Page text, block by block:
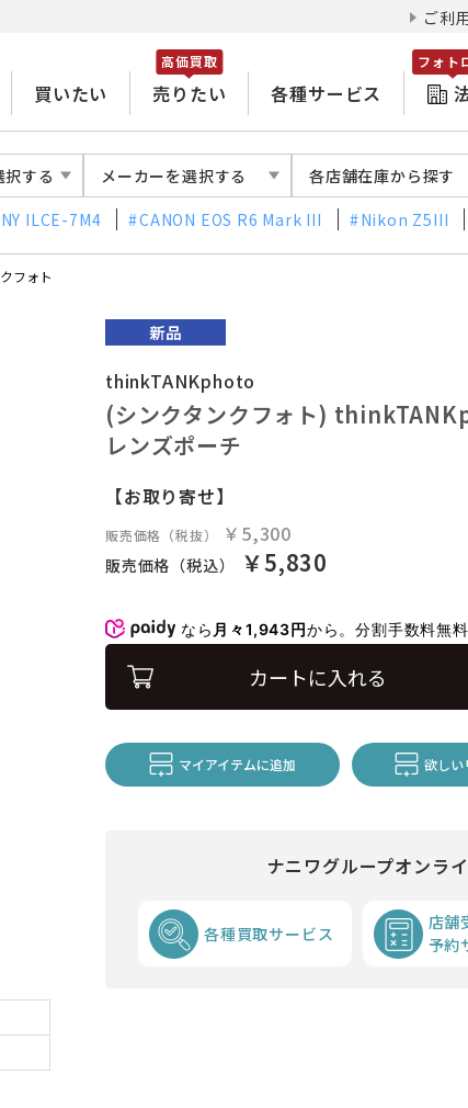
ご利
買いたい 売りたい
高価買取
各種サービス
フォト
する メーカーを選択する 各店舗在庫から探す
ILCE-7M4 CANON EOS R6 Mark III Nikon Z5III
フォト
thinkTANKphoto
(シンクタンクフォト)
レンズポーチ
【お取り寄せ】
販売価格（税抜） ￥5,300
販売価格（税込） ￥5,830
なら 月々1,943円から。分割手数料無
カートに入れる
マイアイテムに追加 欲しい
ナニワグループオンラ
各種買取サービス
店舗
予約